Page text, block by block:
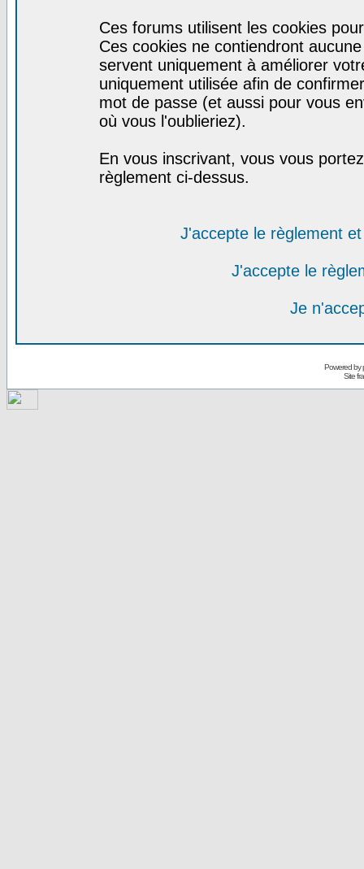
Ces forums utilisent les cookies
Ces cookies ne contiendront
servent uniquement à améliorer
uniquement utilisée afin de
mot de passe (et aussi pour vous
où vous l'oublieriez).
En vous inscrivant, vous vous
règlement ci-dessus.
J'accepte le règlement
J'accepte le
Je
Powered by
Site